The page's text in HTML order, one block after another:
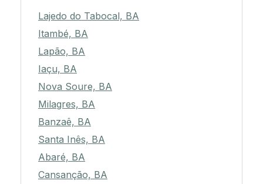
Lajedo do Tabocal, BA
Itambé, BA
Lapão, BA
Iaçu, BA
Nova Soure, BA
Milagres, BA
Banzaê, BA
Santa Inês, BA
Abaré, BA
Cansanção, BA